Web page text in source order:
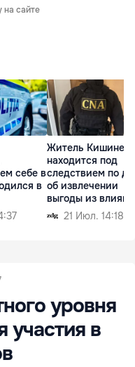
на сайте
себе в
в
Житель Кишинева
находится под
следствием по
об извлечении
выгоды из
21 Июл. 14:18
уровня
участия в